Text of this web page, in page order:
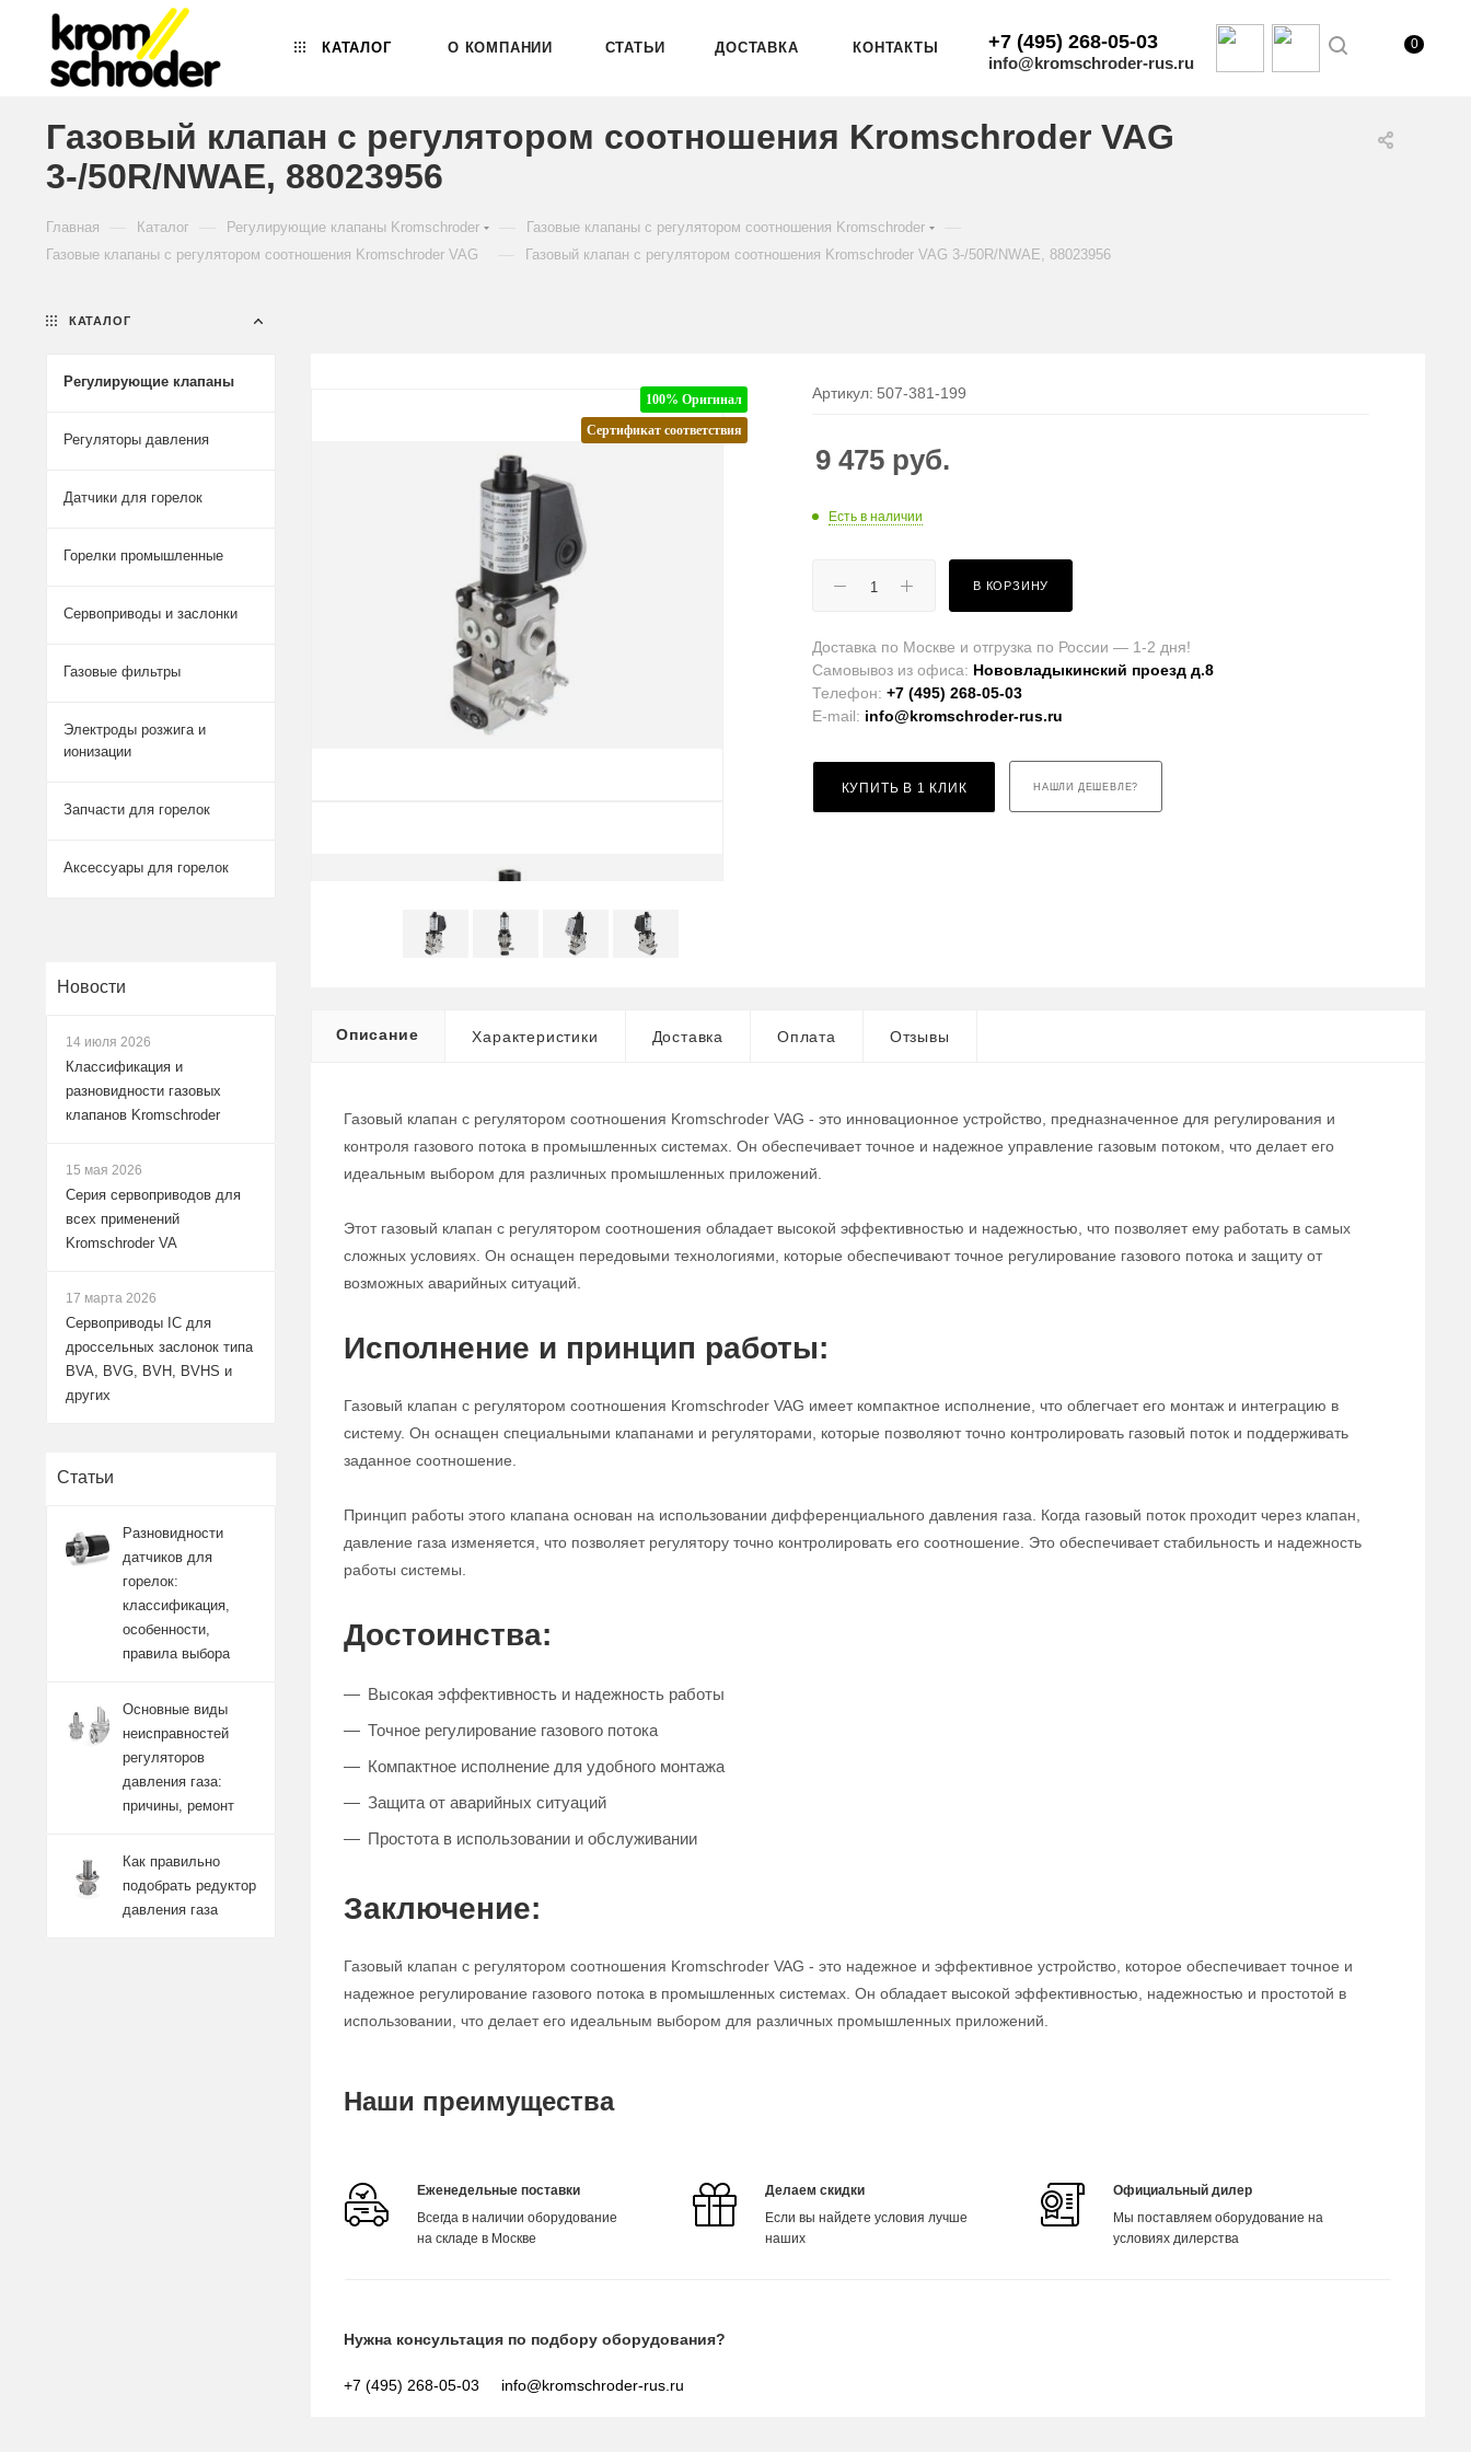
КАТАЛОГ О КОМПАНИИ СТАТЬИ ДОСТАВКА КОНТАКТЫ +7 (495) 268-05-03
info@kromschroder-rus.ru
0
Газовый клапан с регулятором соотношения Kromschroder VAG
3-/50R/NWAE, 88023956
Главная Каталог Регулирующие клапаны Kromschroder Газовые клапаны с регулятором соотношения Kromschroder
Газовые клапаны с регулятором соотношения Kromschroder VAG Газовый клапан с регулятором соотношения Kromschroder VAG 3-/50R/NWAE, 88023956
100% Оригинал
Сертификат соответствия
Артикул: 507-381-199
9 475 руб.
Есть в наличии
В КОРЗИНУ
Доставка по Москве и отгрузка по России — 1-2 дня!
Самовывоз из офиса: Нововладыкинский проезд д.8
Телефон:+7 (495) 268-05-03
E-mail: info@kromschroder-rus.ru
КУПИТЬ В 1 КЛИК НАШЛИ ДЕШЕВЛЕ?
Описание Характеристики Доставка Оплата Отзывы
Газовый клапан с регулятором соотношения Kromschroder VAG - это инновационное устройство, предназначенное для регулирования и
контроля газового потока в промышленных системах. Он обеспечивает точное и надежное управление газовым потоком, что делает его
идеальным выбором для различных промышленных приложений.
Этот газовый клапан с регулятором соотношения обладает высокой эффективностью и надежностью, что позволяет ему работать в самых
сложных условиях. Он оснащен передовыми технологиями, которые обеспечивают точное регулирование газового потока и защиту от
возможных аварийных ситуаций.
Исполнение и принцип работы:
Газовый клапан с регулятором соотношения Kromschroder VAG имеет компактное исполнение, что облегчает его монтаж и интеграцию в
систему. Он оснащен специальными клапанами и регуляторами, которые позволяют точно контролировать газовый поток и поддерживать
заданное соотношение.
Принцип работы этого клапана основан на использовании дифференциального давления газа. Когда газовый поток проходит через клапан,
давление газа изменяется, что позволяет регулятору точно контролировать его соотношение. Это обеспечивает стабильность и надежность
работы системы.
Достоинства:
Высокая эффективность и надежность работы
Точное регулирование газового потока
Компактное исполнение для удобного монтажа
Защита от аварийных ситуаций
Простота в использовании и обслуживании
Заключение:
Газовый клапан с регулятором соотношения Kromschroder VAG - это надежное и эффективное устройство, которое обеспечивает точное и
надежное регулирование газового потока в промышленных системах. Он обладает высокой эффективностью, надежностью и простотой в
использовании, что делает его идеальным выбором для различных промышленных приложений.
Наши преимущества
Еженедельные поставки
Всегда в наличии оборудование
на складе в Москве
Делаем скидки
Если вы найдете условия лучше
наших
Официальный дилер
Мы поставляем оборудование на
условиях дилерства
Нужна консультация по подбору оборудования?
+7 (495) 268-05-03 info@kromschroder-rus.ru
КАТАЛОГ
Регулирующие клапаны
Регуляторы давления
Датчики для горелок
Горелки промышленные
Сервоприводы и заслонки
Газовые фильтры
Электроды розжига и
ионизации
Запчасти для горелок
Аксессуары для горелок
Новости
14 июля 2026
Классификация и
разновидности газовых
клапанов Kromschroder
15 мая 2026
Серия сервоприводов для
всех применений
Kromschroder VA
17 марта 2026
Сервоприводы IC для
дроссельных заслонок типа
BVA, BVG, BVH, BVHS и
других
Статьи
Разновидности
датчиков для
горелок:
классификация,
особенности,
правила выбора
Основные виды
неисправностей
регуляторов
давления газа:
причины, ремонт
Как правильно
подобрать редуктор
давления газа